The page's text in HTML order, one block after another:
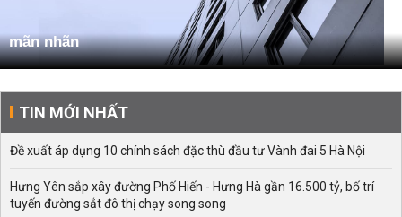
mãn nhãn
TIN MỚI NHẤT
Đề xuất áp dụng 10 chính sách đặc thù đầu tư Vành đai 5 Hà Nội
Hưng Yên sắp xây đường Phố Hiến - Hưng Hà gần 16.500 tỷ, bố trí
tuyến đường sắt đô thị chạy song song